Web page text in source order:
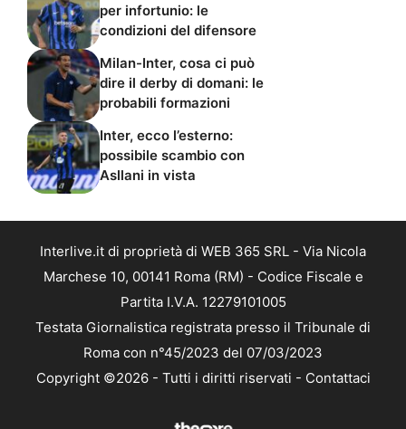
per infortunio: le
condizioni del difensore
Milan-Inter, cosa ci può
dire il derby di domani: le
probabili formazioni
Inter, ecco l’esterno:
possibile scambio con
Asllani in vista
Interlive.it di proprietà di WEB 365 SRL - Via Nicola
Marchese 10, 00141 Roma (RM) - Codice Fiscale e
Partita I.V.A. 12279101005
Testata Giornalistica registrata presso il Tribunale di
Roma con n°45/2023 del 07/03/2023
Copyright ©2026 - Tutti i diritti riservati - Contattaci